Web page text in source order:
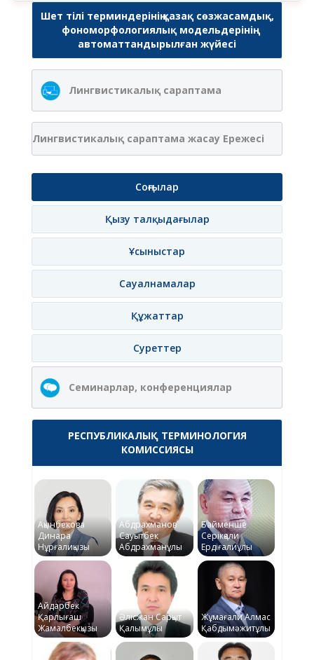
Шет тілі терминдерінің қазақ сөзжасамдық,
фономорфологиялық модельдерінің
автоматтандырылған жүйесі
Лингвистикалық сараптама
Лингвистикалық сараптама жасау Ережесі
Соңғылар
Қызу талқыдағылар
Ұсыныстар
Сауалнамалар
Құжаттар
Суреттер
Семинарлар, конференциялар
РЕСПУБЛИКАЛЫҚ ТЕРМИНОЛОГИЯ
КОМИССИЯСЫ
Ақынбекова
Динара
Нұрғалиқызы
Абдрахманов
Сауытбек
Абдрахманұлы
Байменше
Серікқали
Ердіғалиұлы
Айдарбек
Қарлығаш
Жамалбекқызы
Әлісжан Сарқыт
Қалымұлы
Жұмағали Алмас
Қабдымәжитұлы